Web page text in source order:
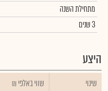
מתחילת השנה
3 שנים
היצע
שינוי ₪ שווי באלפי